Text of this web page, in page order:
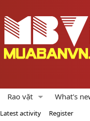
Rao vặt What's
Latest activity Register